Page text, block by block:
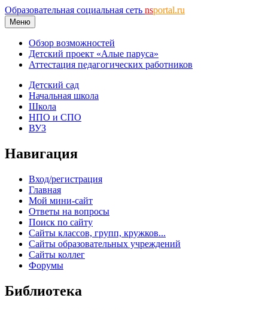
Образовательная социальная сеть nsportal.ru
Меню
Обзор возможностей
Детский проект «Алые паруса»
Аттестация педагогических работников
Детский сад
Начальная школа
Школа
НПО и СПО
ВУЗ
Навигация
Вход/регистрация
Главная
Мой мини-сайт
Ответы на вопросы
Поиск по сайту
Сайты классов, групп, кружков...
Сайты образовательных учреждений
Сайты коллег
Форумы
Библиотека